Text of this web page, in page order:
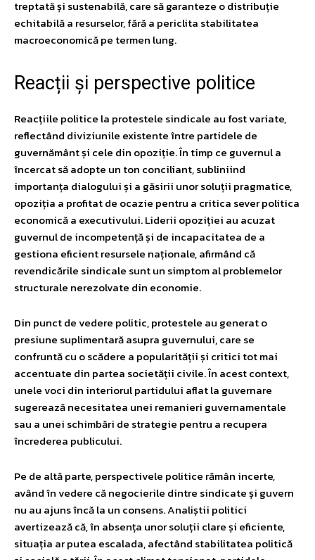
treptată și sustenabilă, care să garanteze o distribuție
echitabilă a resurselor, fără a periclita stabilitatea
macroeconomică pe termen lung.
Reacții și perspective politice
Reacțiile politice la protestele sindicale au fost variate,
reflectând diviziunile existente între partidele de
guvernământ și cele din opoziție. În timp ce guvernul a
încercat să adopte un ton conciliant, subliniind
importanța dialogului și a găsirii unor soluții pragmatice,
opoziția a profitat de ocazie pentru a critica sever politica
economică a executivului. Liderii opoziției au acuzat
guvernul de incompetență și de incapacitatea de a
gestiona eficient resursele naționale, afirmând că
revendicările sindicale sunt un simptom al problemelor
structurale nerezolvate din economie.
Din punct de vedere politic, protestele au generat o
presiune suplimentară asupra guvernului, care se
confruntă cu o scădere a popularității și critici tot mai
accentuate din partea societății civile. În acest context,
unele voci din interiorul partidului aflat la guvernare
sugerează necesitatea unei remanieri guvernamentale
sau a unei schimbări de strategie pentru a recupera
încrederea publicului.
Pe de altă parte, perspectivele politice rămân incerte,
având în vedere că negocierile dintre sindicate și guvern
nu au ajuns încă la un consens. Analiștii politici
avertizează că, în absența unor soluții clare și eficiente,
situația ar putea escalada, afectând stabilitatea politică